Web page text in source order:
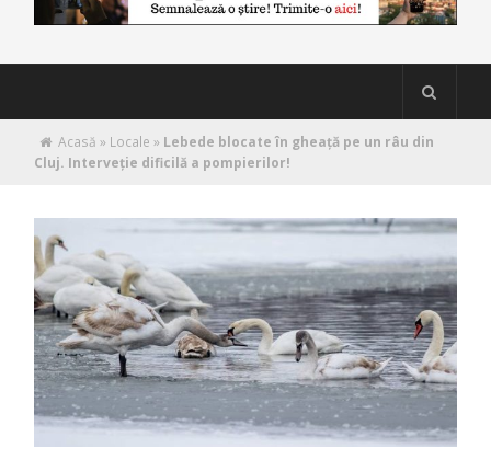
Acasă » Locale » Lebede blocate în gheață pe un râu din
Cluj. Interveție dificilă a pompierilor!